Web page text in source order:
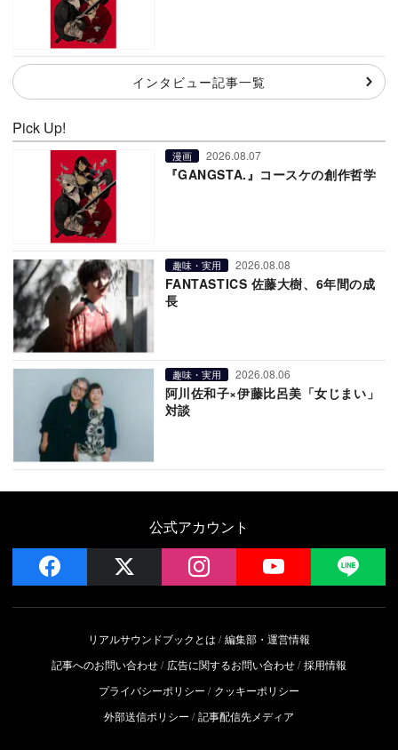
インタビュー記事一覧
Pick Up!
漫画 2026.08.07
『GANGSTA.』コースケの創作哲学
趣味・実用 2026.08.08
FANTASTICS 佐藤大樹、6年間の成
長
趣味・実用 2026.08.06
阿川佐和子×伊藤比呂美「女じまい」
対談
公式アカウント
facebook instagram YouTube
リアルサウンドブックとは
編集部・運営情報
記事へのお問い合わせ
広告に関するお問い合わせ 採用情報
プライバシーポリシー
クッキーポリシー
外部送信ポリシー
記事配信先メディア